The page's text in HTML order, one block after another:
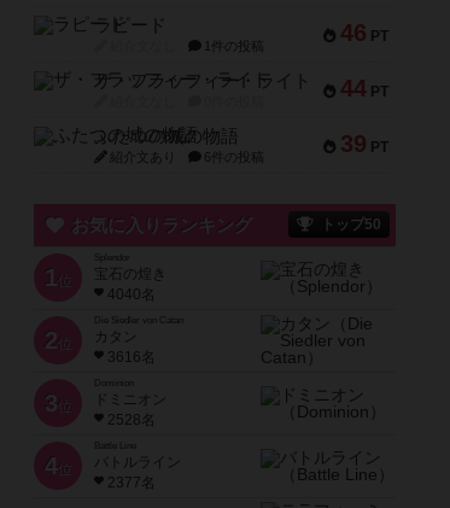
46 PT
ラピード
1件の投稿
44 PT
ザ・フラッフィー・ライト
39 PT
ふたつの城の物語
紹介文あり 6件の投稿
お気に入りランキング トップ50
1 位
宝石の煌き
4040名
2 位
Die Siedler von Catan
カタン
3616名
3 位
ドミニオン
2528名
4位
Battle Line
バトルライン
2377名